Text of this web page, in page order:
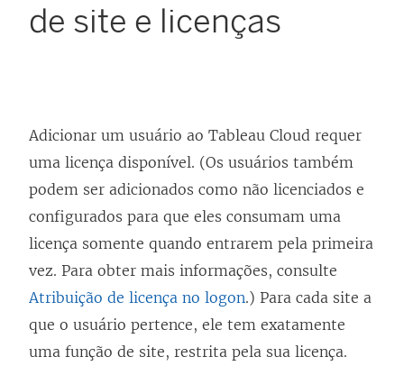
de site e licenças
Adicionar um usuário ao Tableau Cloud requer
uma licença disponível. (Os usuários também
podem ser adicionados como não licenciados e
configurados para que eles consumam uma
licença somente quando entrarem pela primeira
vez. Para obter mais informações, consulte
Atribuição de licença no logon.) Para cada site a
que o usuário pertence, ele tem exatamente
uma função de site, restrita pela sua licença.